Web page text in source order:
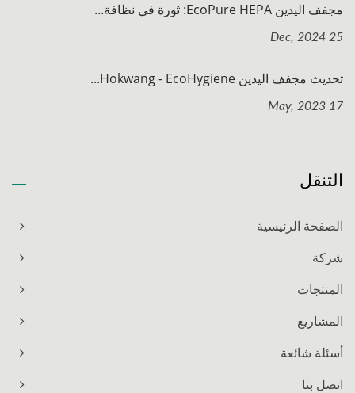
مجفف اليدين EcoPure HEPA: ثورة في نظافة...
25 Dec, 2024
تحديث مجفف اليدين Hokwang - EcoHygiene...
17 May, 2023
التنقل
الصفحة الرئيسية
شركة
المنتجات
المشاريع
أسئلة شائعة
اتصل بنا